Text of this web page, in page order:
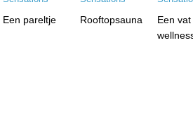
Een pareltje Rooftopsauna
Een